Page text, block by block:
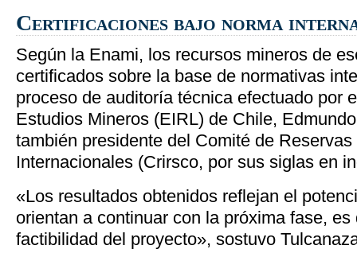
Certificaciones bajo norma
Según la Enami, los recursos mineros de
certificados sobre la base de normativas
proceso de auditoría técnica efectuado por
Estudios Mineros (EIRL) de Chile,
también presidente del Comité de
Internacionales (Crirsco, por sus siglas en
«Los resultados obtenidos reflejan el
orientan a continuar con la próxima fase,
factibilidad del proyecto», sostuvo